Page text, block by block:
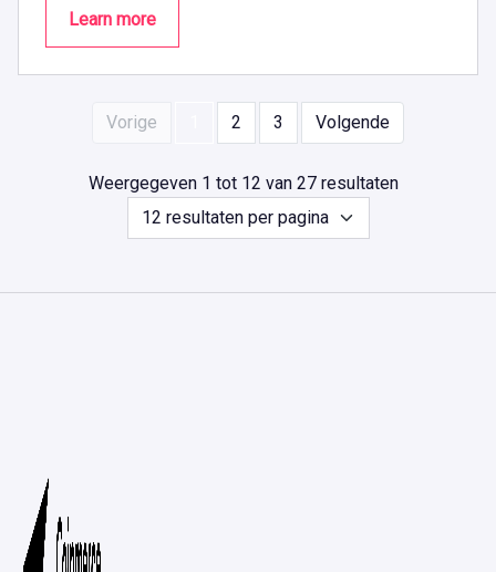
Learn more
Vorige 2 3 Volgende
Weergegeven 1 tot 12 van 27 resultaten